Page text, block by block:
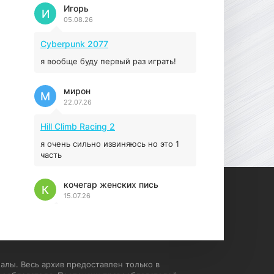
Prey
16.95 ГБ
Игорь
05.08.26
И
Cyberpunk 2077
я вообще буду первый раз играть!
мирон
22.07.26
М
Hill Climb Racing 2
я очень сильно извиняюсь но это 1
часть
кочегар женских пись
15.07.26
К
напишите блять на пк с
Весь архив предоставлен только в